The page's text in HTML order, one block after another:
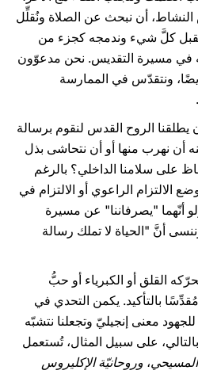
أن نبحث عن الصلاة ونُقلِّل
كلَّ شيء وندمجه كجزء من
في مسيرة التقديس. نحن مدعوّون
ونتقدّس في الممارسة
الروح القدس لنقوم برسالة
أن نهرب منها أو أن نتحاشى بذل
على سلامنا الداخلي؟ بالرغم
الالتزام الراعوي أو الالتزام في
أنّهما "يصرفاننا" عن مسيرة
أنَّ "الحياة لا تملك رسالة
القلق أو الكبرياء أو حبُّ
بالتأكيد. يكمن التحدي في
معنى إنجيليّ وتجعلنا نتشبّه
على سبيل المثال، تُستعمل
المسيحي، وروحانيّة الإكليروس